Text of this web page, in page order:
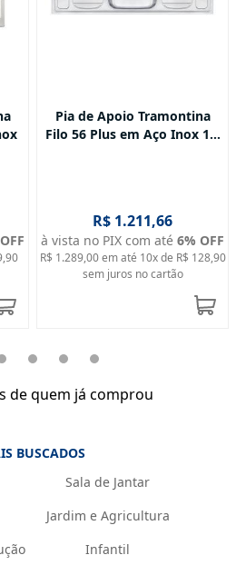
Pia de Apoio Tramontina
Filo 56 Plus em Aço Inox 1...
R$ 1.211,66
à vista no PIX com até 6% OFF
R$ 1.289,00 em até 10x de R$ 128,90
sem juros no cartão
de quem já comprou
BUSCADOS
Sala de Jantar
Jardim e Agricultura
Infantil